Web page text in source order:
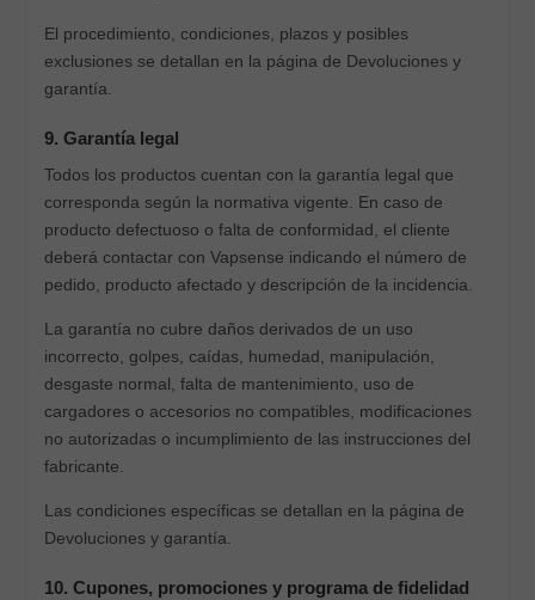
El procedimiento, condiciones, plazos y posibles
exclusiones se detallan en la página de Devoluciones y
garantía.
9. Garantía legal
Todos los productos cuentan con la garantía legal que
corresponda según la normativa vigente. En caso de
producto defectuoso o falta de conformidad, el cliente
deberá contactar con Vapsense indicando el número de
pedido, producto afectado y descripción de la incidencia.
La garantía no cubre daños derivados de un uso
incorrecto, golpes, caídas, humedad, manipulación,
desgaste normal, falta de mantenimiento, uso de
cargadores o accesorios no compatibles, modificaciones
no autorizadas o incumplimiento de las instrucciones del
fabricante.
Las condiciones específicas se detallan en la página de
Devoluciones y garantía.
10. Cupones, promociones y programa de fidelidad